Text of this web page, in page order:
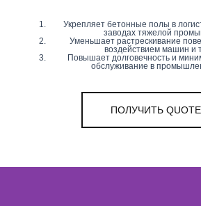
Укрепляет бетонные полы в
заводах тяжелой
Уменьшает растрескивание
воздействием машин и
Повышает долговечность и
обслуживание в
ПОЛУЧИТЬ QUOTE